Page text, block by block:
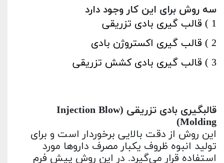
سه روش برای این کار وجود دارد
1 ) قالب گیری بادی تزریقی
2 ) قالب گیری اکستروژن بادی
3 ) قالب گیری بادی کشش تزریقی
قالبگیری بادی تزریقی (Injection Blow
Molding
)
این روش از دقت بالایی برخوردار است و برای
تولید انبوه ظروف یکبار مصرف داروها مورد
استفاده قرار می‌گیرد. در این روش پیش فرم